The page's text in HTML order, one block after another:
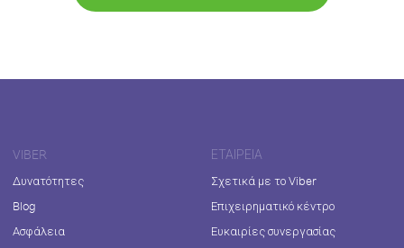
VIBER
Δυνατότητες
Blog
Ασφάλεια
ΕΤΑΙΡΕΊΑ
Σχετικά με το Viber
Επιχειρηματικό κέντρο
Ευκαιρίες συνεργασίας